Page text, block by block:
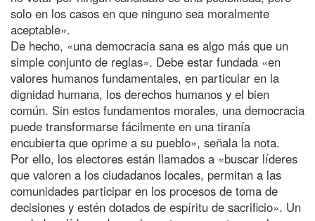
solo en los casos en que ninguno sea moralmente
aceptable».
De hecho, «una democracia sana es algo más que un
simple conjunto de reglas». Debe estar fundada «en
valores humanos fundamentales, en particular en la
dignidad humana, los derechos humanos y el bien
común. Sin estos fundamentos morales, una democracia
puede transformarse fácilmente en una tiranía
encubierta que oprime a su pueblo», señala la nota.
Por ello, los electores están llamados a «buscar líderes
que valoren a los ciudadanos locales, permitan a las
comunidades participar en los procesos de toma de
decisiones y estén dotados de espíritu de sacrificio». Un